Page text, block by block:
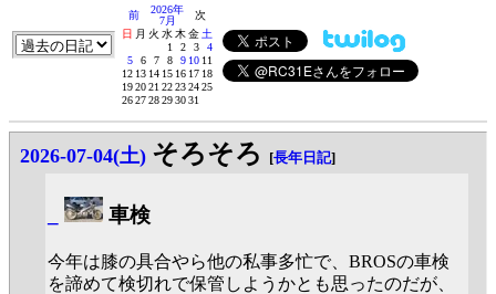
前
2026年
7月
次
日 月 火 水木金土
1
2 3
4
5
6 7 8 9 10 11
12 13 14 15 16 17 18
19202122232425
262728293031
2026-07-04(土) そろそろ [長年日記]
車検
今年は膝の具合やら他の私事多忙で、BROSの車検
を諦めて検切れで保管しようかとも思ったのだが、